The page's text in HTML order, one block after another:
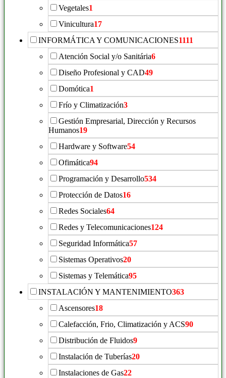
Vegetales1
Vinicultura17
INFORMÁTICA Y COMUNICACIONES1111
Atención Social y/o Sanitária6
Diseño Profesional y CAD49
Domótica1
Frío y Climatización3
Gestión Empresarial, Dirección y Recursos
Humanos19
Hardware y Software54
Ofimática94
Programación y Desarrollo534
Protección de Datos16
Redes Sociales64
Redes y Telecomunicaciones124
Seguridad Informática57
Sistemas Operativos20
Sistemas y Telemática95
INSTALACIÓN Y MANTENIMIENTO363
Ascensores18
Calefacción, Frio, Climatización y ACS90
Distribución de Fluidos9
Instalación de Tuberías20
Instalaciones de Gas22